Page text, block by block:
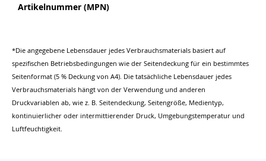
Artikelnummer (MPN)
*Die angegebene Lebensdauer jedes Verbrauchsmaterials basiert auf
spezifischen Betriebsbedingungen wie der Seitendeckung für ein bestimmtes
Seitenformat (5 % Deckung von A4). Die tatsächliche Lebensdauer jedes
Verbrauchsmaterials hängt von der Verwendung und anderen
Druckvariablen ab, wie z. B. Seitendeckung, Seitengröße, Medientyp,
kontinuierlicher oder intermittierender Druck, Umgebungstemperatur und
Luftfeuchtigkeit.